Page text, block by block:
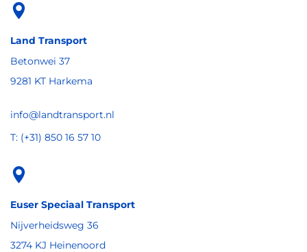
Land Transport
Betonwei 37
9281 KT Harkema
info@landtransport.nl
T: (+31) 850 16 57 10
Euser Speciaal Transport
Nijverheidsweg 36
3274 KJ Heinenoord